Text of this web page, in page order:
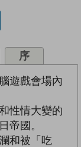
序
遊戲會場內
性情大變的
帝國。
和被「吃